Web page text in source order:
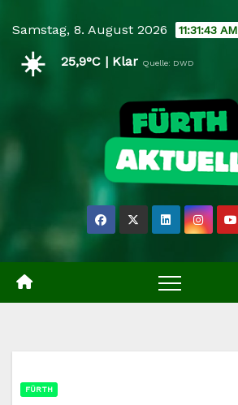
content
Samstag, 8. August 2026 11:31:44 AM
☀️ 25,9°C | Klar Quelle: DWD
FÜRTH